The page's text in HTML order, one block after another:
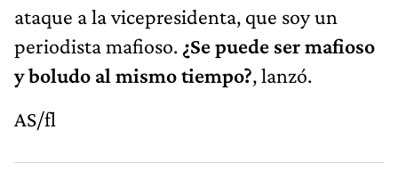
ataque a la vicepresidenta, que soy un
periodista mafioso. ¿Se puede ser mafioso
y boludo al mismo tiempo?, lanzó.
AS/fl